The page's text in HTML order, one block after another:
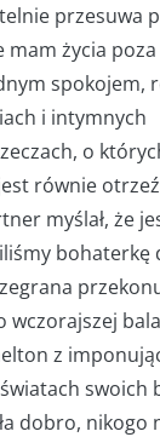
przesuwa
mam życia
spokojem,
i intymnych
o
równie
myślał, że
bohaterkę
wczorajszej
z
swoich
dobro, nikogo